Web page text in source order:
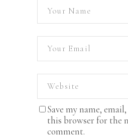
Save my name,
this browser for the
comment.